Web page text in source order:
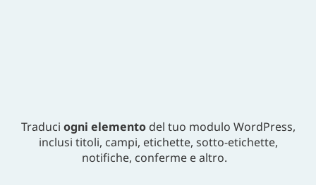
Traduci ogni elementodel tuo modulo WordPress,
inclusi titoli, campi, etichette, sotto-etichette,
notifiche, conferme e altro.